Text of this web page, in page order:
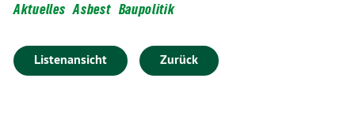
Aktuelles Asbest Baupolitik
Listenansicht Zurück